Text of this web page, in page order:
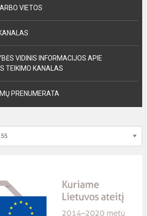
VIETOS
VIDINIS INFORMACIJOS APIE
TEIKIMO KANALAS
PRENUMERATA